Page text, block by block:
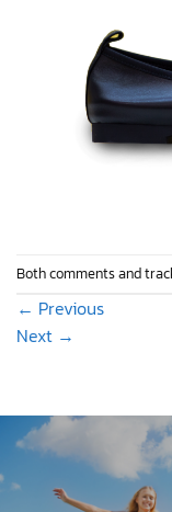
Both comments and
← Previous
Next →